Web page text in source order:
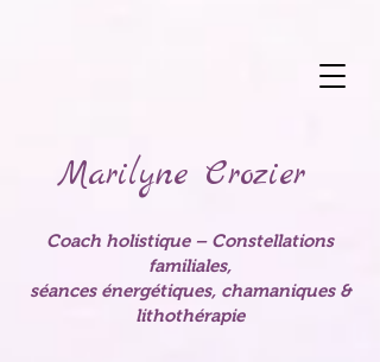
Marilyne Crozier
Coach holistique – Constellations
familiales,
séances énergétiques, chamaniques &
lithothérapie